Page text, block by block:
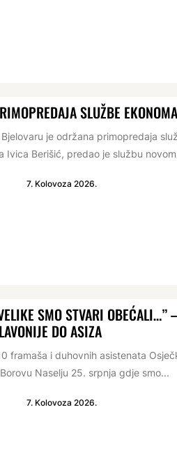
SLUŽBE
Bjelovaru je održana primopredaja
Ivica Berišić, predao je službu
7. Kolovoza 2026.
SMO STVARI OBEĆALI…”
DO ASIZA
framaša i duhovnih asistenata
Naselju 25. srpnja gdje smo...
7. Kolovoza 2026.